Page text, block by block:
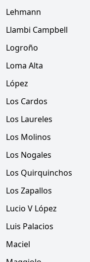
Lehmann
Llambi Campbell
Logroño
Loma Alta
López
Los Cardos
Los Laureles
Los Molinos
Los Nogales
Los Quirquinchos
Los Zapallos
Lucio V López
Luis Palacios
Maciel